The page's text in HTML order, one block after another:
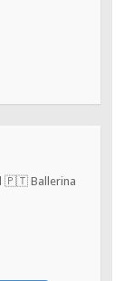
🇵🇹 Ballerina